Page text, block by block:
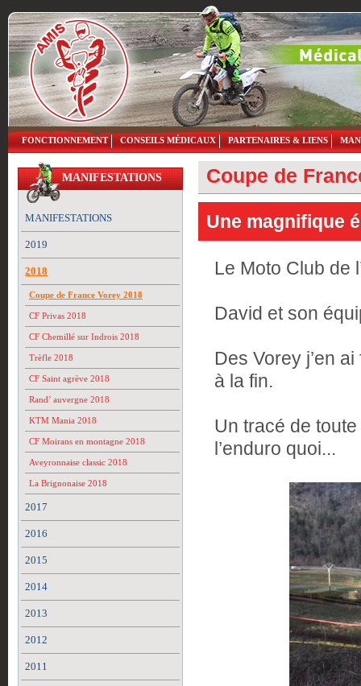
FONCTIONNEMENT CONSEILS MÉDICAUX PARTENAIRES & LIENS
MANIFESTATIONS
MANIFESTATIONS
2019
2018
Coupe de France Vorey 2018
CF Privas 2018
CF Chemillé sur Indrois 2018
Trèfle 2018
CF Saint agrève 2018
Rand’ auvergne 2018
KTM Mania 2018
CF Moirans en montagne 2018
Aveyronnaise classic 2018
La Brignonaise 2018
2017
2016
2015
2014
2013
2012
2011
Coupe de
Une magnifique
Le Moto Club de
David et son
Des Vorey j’en
à la fin.
Un tracé de
l’enduro quoi...